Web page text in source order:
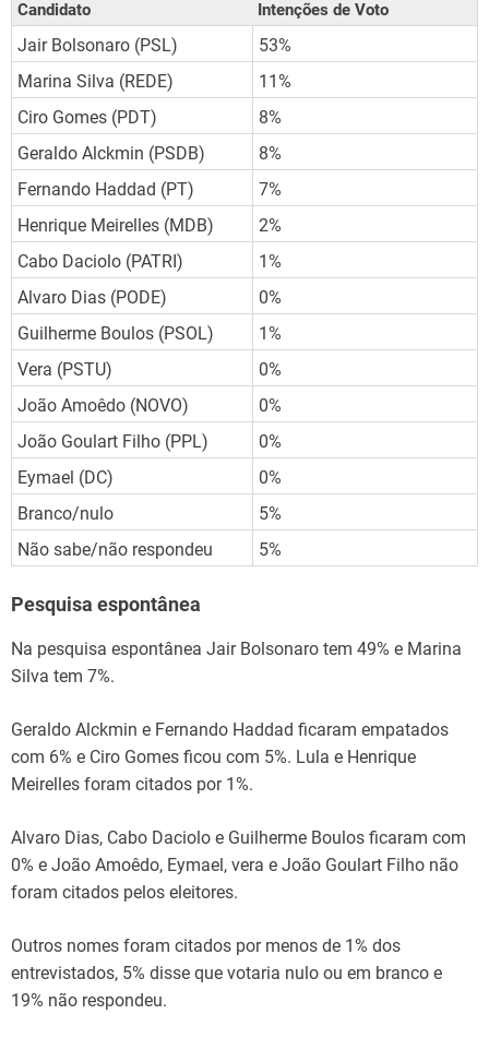
Candidato Intenções de Voto
Jair Bolsonaro (PSL)
53%
Marina Silva (REDE)
11%
Ciro Gomes (PDT)
8%
Geraldo Alckmin (PSDB)
8%
Fernando Haddad (PT)
7%
Henrique Meirelles (MDB)
2%
Cabo Daciolo (PATRI)
1%
Alvaro Dias (PODE)
0%
Guilherme Boulos (PSOL)
1%
Vera (PSTU)
0%
João Amoêdo (NOVO)
0%
João Goulart Filho (PPL)
0%
Eymael (DC)
0%
Branco/nulo
5%
Não sabe/não respondeu
5%
Pesquisa espontânea
Na pesquisa espontânea Jair Bolsonaro tem 49% e Marina
Silva tem 7%.
Geraldo Alckmin e Fernando Haddad ficaram empatados
com 6% e Ciro Gomes ficou com 5%. Lula e Henrique
Meirelles foram citados por 1%.
Alvaro Dias, Cabo Daciolo e Guilherme Boulos ficaram com
0% e João Amoêdo, Eymael, vera e João Goulart Filho não
foram citados pelos eleitores.
Outros nomes foram citados por menos de 1% dos
entrevistados, 5% disse que votaria nulo ou em branco e
19% não respondeu.